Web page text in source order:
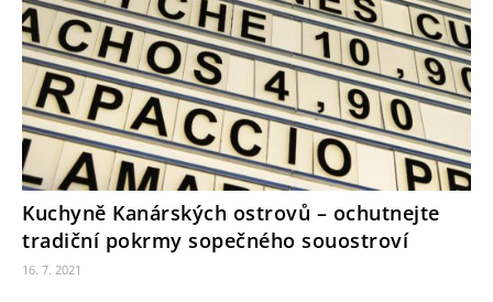
Kuchyně Kanárských ostrovů – ochutnejte
tradiční pokrmy sopečného souostroví
16. 7. 2021